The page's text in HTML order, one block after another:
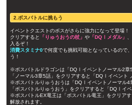
2.ボスバトルに挑もう
イベントクエストのボスがさらに強力になって登場！
クリアすると
「りゅうおうの杖」 や 「DQⅠメダル」
入るぞ！
消費スタミナ0で何度でも挑戦可能となっているので
う！
※ボスバトルドラゴンは「DQⅠイベントノーマル2章
「ノーマル3章5話」をクリアすると「DQⅠイベント
※ボスバトルりゅうおうは「DQⅠイベントノーマル4
「ボスバトルりゅうおう」をクリアすると「DQⅠイ
※ボスバトルEX竜王は「ボスバトル竜王」をクリア
解放されます。